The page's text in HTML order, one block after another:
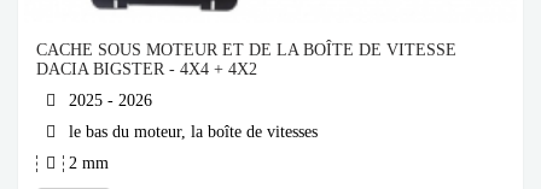
CACHE SOUS MOTEUR ET DE LA BOÎTE DE VITESSE
DACIA BIGSTER - 4X4 + 4X2
2025 - 2026
le bas du moteur, la boîte de vitesses
2 mm